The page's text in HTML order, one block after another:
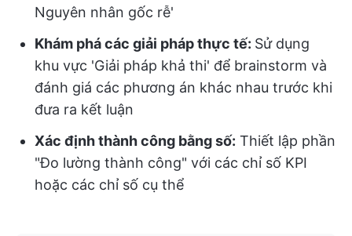
Nguyên nhân gốc rễ'
Khám phá các giải pháp thực tế: Sử dụng
khu vực 'Giải pháp khả thi' để brainstorm và
đánh giá các phương án khác nhau trước khi
đưa ra kết luận
Xác định thành công bằng số: Thiết lập phần
"Đo lường thành công" với các chỉ số KPI
hoặc các chỉ số cụ thể